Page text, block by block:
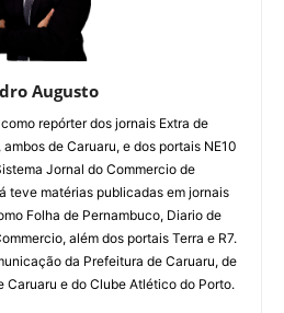
Augusto
repórter dos jornais Extra de
de Caruaru, e dos portais NE10
Jornal do Commercio de
teve matérias publicadas em jornais
Folha de Pernambuco, Diario de
além dos portais Terra e R7.
da Prefeitura de Caruaru, de
Caruaru e do Clube Atlético do Porto.